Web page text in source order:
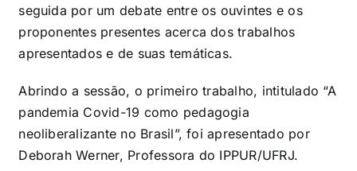
seguida por um debate entre os ouvintes e os
proponentes presentes acerca dos trabalhos
apresentados e de suas temáticas.
Abrindo a sessão, o primeiro trabalho, intitulado “A
pandemia Covid-19 como pedagogia
neoliberalizante no Brasil”, foi apresentado por
Deborah Werner, Professora do IPPUR/UFRJ.